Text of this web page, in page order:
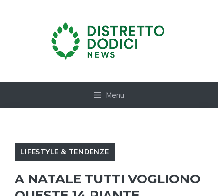
Menu
LIFESTYLE & TENDENZE
A NATALE TUTTI VOGLIONO